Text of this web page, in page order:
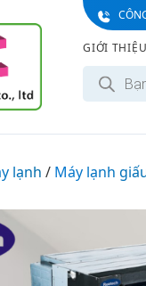
GIỚI THIỆU
T
m
i
s
p
m
lạnh / Máy lạnh